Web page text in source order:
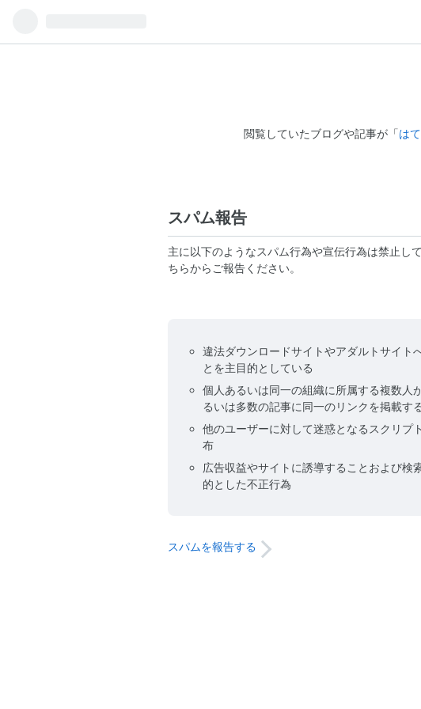
閲覧していたブログや記事が「は
スパム報告
主に以下のようなスパム行為や宣伝行為は禁止し
ちらからご報告ください。
違法ダウンロードサイトやアダルトサイト
とを主目的としている
個人あるいは同一の組織に所属する複数人
るいは多数の記事に同一のリンクを掲載す
他のユーザーに対して迷惑となるスクリプ
布
広告収益やサイトに誘導することおよび検
的とした不正行為
スパムを報告する